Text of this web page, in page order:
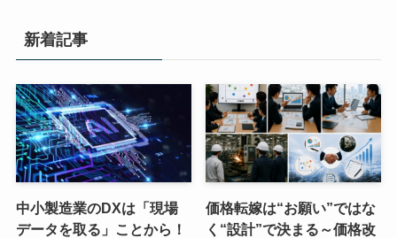
新着記事
中小製造業のDXは「現場
データを取る」ことから！
価格転嫁は“お願い”ではな
く“設計”で決まる～価格改